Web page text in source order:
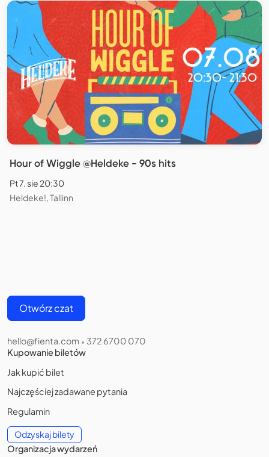
Hour of Wiggle @Heldeke - 90s hits
Pt 7. sie 20:30
Heldeke!, Tallinn
Otwórz czat
hello@fienta.com • 372 6700 070
Kupowanie biletów
Jak kupić bilet
Najczęściej zadawane pytania
Regulamin
Odzyskaj bilety
Organizacja wydarzeń